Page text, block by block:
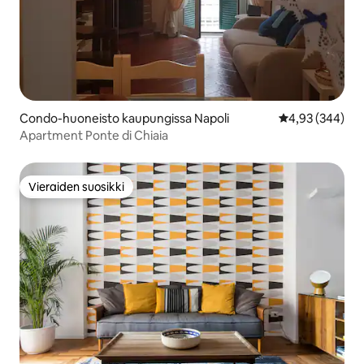
Condo-huoneisto kaupungissa Napoli
4,93 (344)
Apartment Ponte di Chiaia
Vieraiden suosikki
Vieraiden suosikki